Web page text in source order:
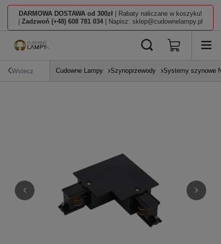
DARMOWA DOSTAWA od 300zł | Rabaty naliczane w koszyku!
Zadzwoń (+48) 608 781 034 | Napisz: sklep@cudownelampy.pl
Wstecz Cudowne Lampy Szynoprzewody Systemy szynowe